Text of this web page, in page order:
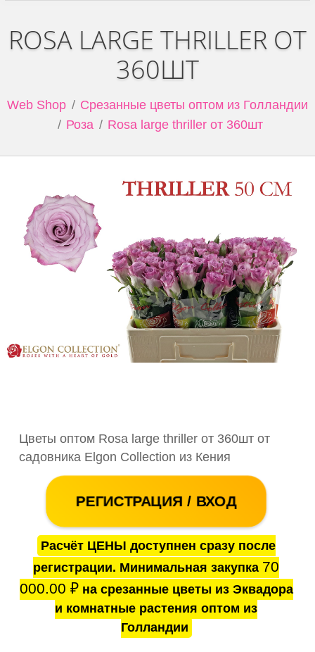
ROSA LARGE THRILLER ОТ
360ШТ
Web Shop
Срезанные цветы оптом из Голландии
Роза
Rosa large thriller от 360шт
Цветы оптом Rosa large thriller от 360шт от
садовника Elgon Collection из Кения
РЕГИСТРАЦИЯ / ВХОД
Расчёт ЦЕНЫ доступнен сразу после
регистрации. Минимальная закупка 70
000.00 ₽на срезанные цветы из Эквадора
и комнатные растения оптом из
Голландии